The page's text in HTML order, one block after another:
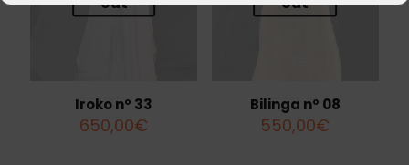
Iroko nº 33
650,00€
Bilinga nº 08
550,00€